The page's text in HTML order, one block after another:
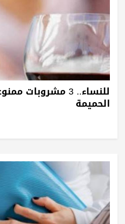
للنساء.. 3
الحميمة